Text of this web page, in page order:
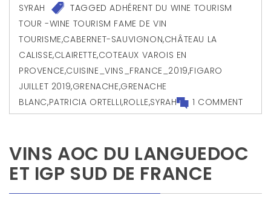
SYRAH
TAGGEDADHÉRENT DU WINE TOURISM
TOUR -WINE TOURISM FAME DE VIN
TOURISME,CABERNET-SAUVIGNON,CHÂTEAU LA
CALISSE,CLAIRETTE,COTEAUX VAROIS EN
PROVENCE,CUISINE_VINS_FRANCE_2019,FIGARO
JUILLET 2019,GRENACHE,GRENACHE
BLANC,PATRICIA ORTELLI,ROLLE,SYRAH 1 COMMENT
VINS AOC DU LANGUEDOC
ET IGP SUD DE FRANCE